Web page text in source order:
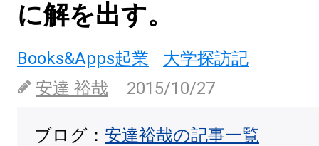
に解を出す。
Books&Apps起業
大学探訪記
安達 裕哉
2015/10/27
ブログ： 安達裕哉の記事一覧